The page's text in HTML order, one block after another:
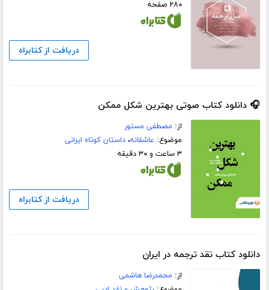
۲۸۰ صفحه
دریافت از کتابراه
🎧 دانلود کتاب صوتی بهترین شکل ممکن
از: مصطفی مستور
موضوع: عاشقانه،داستان کوتاه ایرانی
۳ ساعت و ۳۰ دقیقه
دریافت از کتابراه
دانلود کتاب نقد ترجمه در ایران
از: محمدرضا هاشمی